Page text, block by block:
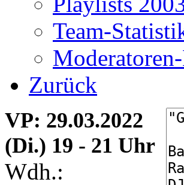
Team-
Zurück
VP: 29.03.2022
(Di.) 19 - 21 Uhr
Wdh.: